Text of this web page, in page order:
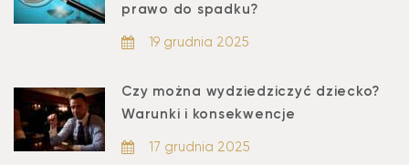
prawo do spadku?
19 grudnia 2025
Czy można wydziedziczyć dziecko?
Warunki i konsekwencje
17 grudnia 2025